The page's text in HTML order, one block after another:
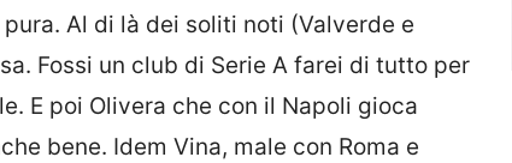
Al di là dei soliti noti (Valverde e
Fossi un club di Serie A farei di tutto per
E poi Olivera che con il Napoli gioca
bene. Idem Vina, male con Roma e